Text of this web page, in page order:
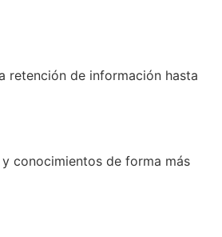
retención de información hasta
y conocimientos de forma más